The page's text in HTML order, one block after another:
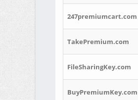
247premiumcart.com
TakePremium.com
FileSharingKey.com
BuyPremiumKey.com